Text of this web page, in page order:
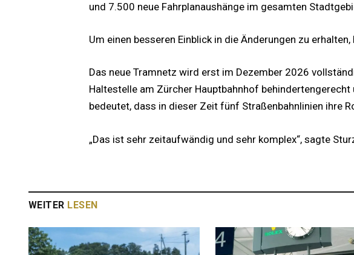
und 7.500 neue Fahrplanaushänge im gesamten
Um einen besseren Einblick in die Änderungen zu
Das neue Tramnetz wird erst im Dezember 2026
Haltestelle am Zürcher Hauptbahnhof
bedeutet, dass in dieser Zeit fünf Straßenbahnlinien ihre
„Das ist sehr zeitaufwändig und sehr komplex“, sagte
WEITER LESEN